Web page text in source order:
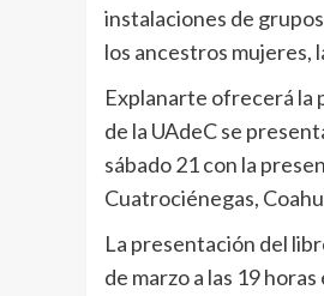
instalaciones de
los ancestros mujeres,
Explanarte ofrecerá la
de la UAdeC se
sábado 21 con la
Cuatrociénegas,
La presentación del
de marzo a las 19